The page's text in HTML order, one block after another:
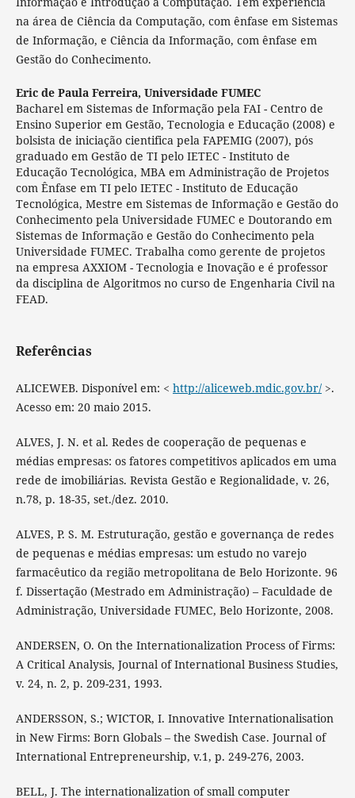
na área de Ciência da Computação, com ênfase em Sistemas
de Informação, e Ciência da Informação, com ênfase em
Gestão do Conhecimento.
Eric de Paula Ferreira, Universidade FUMEC
Bacharel em Sistemas de Informação pela FAI - Centro de
Ensino Superior em Gestão, Tecnologia e Educação (2008) e
bolsista de iniciação cientifica pela FAPEMIG (2007), pós
graduado em Gestão de TI pelo IETEC - Instituto de
Educação Tecnológica, MBA em Administração de Projetos
com Ênfase em TI pelo IETEC - Instituto de Educação
Tecnológica, Mestre em Sistemas de Informação e Gestão do
Conhecimento pela Universidade FUMEC e Doutorando em
Sistemas de Informação e Gestão do Conhecimento pela
Universidade FUMEC. Trabalha como gerente de projetos
na empresa AXXIOM - Tecnologia e Inovação e é professor
da disciplina de Algoritmos no curso de Engenharia Civil na
FEAD.
Referências
ALICEWEB. Disponível em: < http://aliceweb.mdic.gov.br/>.
Acesso em: 20 maio 2015.
ALVES, J. N. et al. Redes de cooperação de pequenas e
médias empresas: os fatores competitivos aplicados em uma
rede de imobiliárias. Revista Gestão e Regionalidade, v. 26,
n.78, p. 18-35, set./dez. 2010.
ALVES, P. S. M. Estruturação, gestão e governança de redes
de pequenas e médias empresas: um estudo no varejo
farmacêutico da região metropolitana de Belo Horizonte. 96
f. Dissertação (Mestrado em Administração) – Faculdade de
Administração, Universidade FUMEC, Belo Horizonte, 2008.
ANDERSEN, O. On the Internationalization Process of Firms:
A Critical Analysis, Journal of International Business Studies,
v. 24, n. 2, p. 209-231, 1993.
ANDERSSON, S.; WICTOR, I. Innovative Internationalisation
in New Firms: Born Globals – the Swedish Case. Journal of
International Entrepreneurship, v.1, p. 249-276, 2003.
BELL, J. The internationalization of small computer